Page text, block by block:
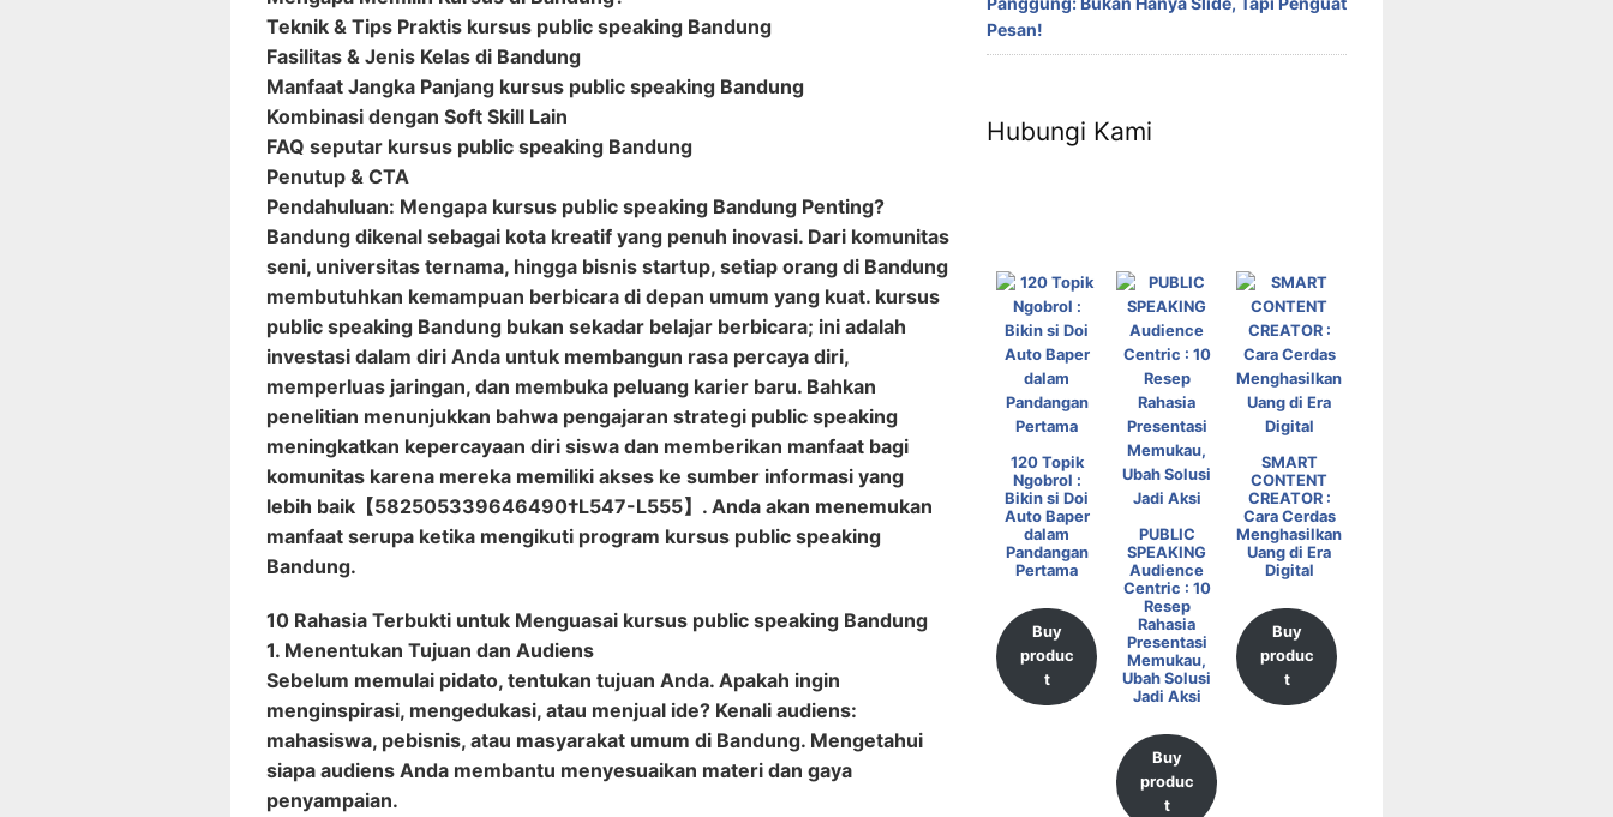
Teknik & Tips Praktis kursus public speaking Bandung
Fasilitas & Jenis Kelas di Bandung
Manfaat Jangka Panjang kursus public speaking Bandung
Kombinasi dengan Soft Skill Lain
FAQ seputar kursus public speaking Bandung
Penutup & CTA
Pendahuluan: Mengapa kursus public speaking Bandung Penting?
Bandung dikenal sebagai kota kreatif yang penuh inovasi. Dari komunitas
seni, universitas ternama, hingga bisnis startup, setiap orang di Bandung
membutuhkan kemampuan berbicara di depan umum yang kuat. kursus
public speaking Bandung bukan sekadar belajar berbicara; ini adalah
investasi dalam diri Anda untuk membangun rasa percaya diri,
memperluas jaringan, dan membuka peluang karier baru. Bahkan
penelitian menunjukkan bahwa pengajaran strategi public speaking
meningkatkan kepercayaan diri siswa dan memberikan manfaat bagi
komunitas karena mereka memiliki akses ke sumber informasi yang
lebih baik【582505339646490†L547-L555】. Anda akan menemukan
manfaat serupa ketika mengikuti program kursus public speaking
Bandung.
10 Rahasia Terbukti untuk Menguasai kursus public speaking Bandung
1. Menentukan Tujuan dan Audiens
Sebelum memulai pidato, tentukan tujuan Anda. Apakah ingin
menginspirasi, mengedukasi, atau menjual ide? Kenali audiens:
mahasiswa, pebisnis, atau masyarakat umum di Bandung. Mengetahui
siapa audiens Anda membantu menyesuaikan materi dan gaya
penyampaian.
Pesan!
Hubungi Kami
120 Topik
Ngobrol :
Bikin si Doi
Auto Baper
dalam
Pandangan
Pertama
Buy
produc
t
PUBLIC
SPEAKING
Audience
Centric : 10
Resep
Rahasia
Presentasi
Memukau,
Ubah Solusi
Jadi Aksi
Buy
produc
t
SMART
CONTENT
CREATOR :
Cara Cerdas
Menghasilkan
Uang di Era
Digital
Buy
produc
t